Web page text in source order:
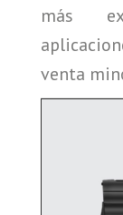
más
venta